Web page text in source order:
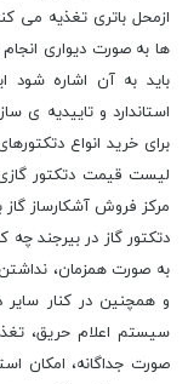
ازمحل باتری تغذیه
ها به صورت دیواری
باید به آن اشاره شود
استاندارد و تاییدیه ی
برای خرید انواع
لیست قیمت دتکتور گازی
مرکز فروش آشکارساز گاز
دتکتور گاز در بیرجند
به صورت همزمان، نداشتن
و همچنین در کنار سایر
سیستم اعلام حریق،
صورت جداگانه، امکان